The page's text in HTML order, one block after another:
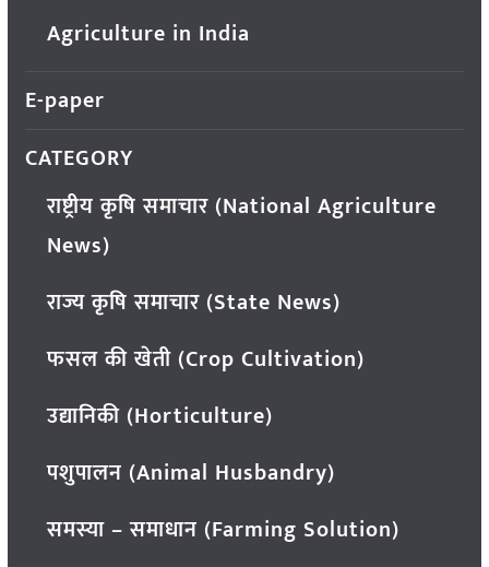
Agriculture in India
E-paper
CATEGORY
राष्ट्रीय कृषि समाचार (National Agriculture
News)
राज्य कृषि समाचार (State News)
फसल की खेती (Crop Cultivation)
उद्यानिकी (Horticulture)
पशुपालन (Animal Husbandry)
समस्या – समाधान (Farming Solution)